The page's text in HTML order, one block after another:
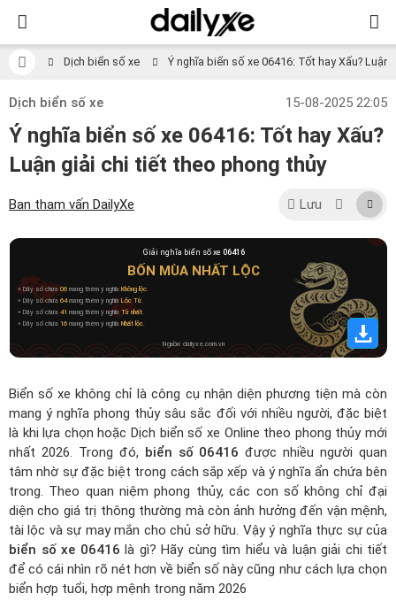
Dịch biển số xe Ý nghĩa biển số xe 06416: Tốt hay Xấu?
Dịch biển số xe 15-08-2025 22:05
Ý nghĩa biển số xe 06416: Tốt hay Xấu?
Luận giải chi tiết theo phong thủy
Ban tham vấn DailyXe Lưu
Giải nghĩa biển số xe 06416
BỐN MÙA NHẤT LỘC
» Dãy số chứa06 mang thêm ý nghĩa Không lộc.
» Dãy số chứa 64mang thêm ý nghĩaLộc Tử.
» Dãy số chứa 41 mang thêm ý nghĩaTử nhất.
» Dãy số chứa 16 mang thêm ý nghĩa Nhất lộc.
Nguồn: dailyxe.com.vn
Biển số xe không chỉ là công cụ nhận diện phương tiện mà còn
mang ý nghĩa phong thủy sâu sắc đối với nhiều người, đặc biệt
là khi lựa chọn hoặcDịch biển số xe Online theo phong thủy mới
nhất 2026. Trong đó, biển số 06416 được nhiều người quan
tâm nhờ sự đặc biệt trong cách sắp xếp và ý nghĩa ẩn chứa bên
trong. Theo quan niệm phong thủy, các con số không chỉ đại
diện cho giá trị thông thường mà còn ảnh hưởng đến vận mệnh,
tài lộc và sự may mắn cho chủ sở hữu. Vậy ý nghĩa thực sự của
biển số xe 06416 là gì? Hãy cùng tìm hiểu và luận giải chi tiết
để có cái nhìn rõ nét hơn về biển số này cũng như cách lựa chọn
biển hợp tuổi, hợp mệnh trong năm 2026